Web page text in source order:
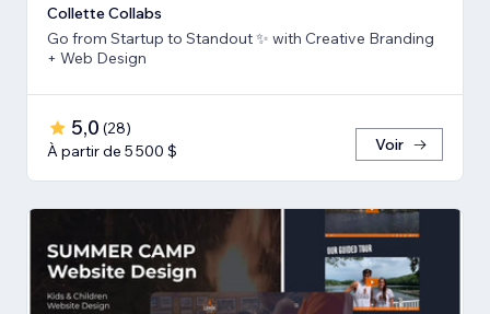
Collette Collabs
Go from Startup to Standout ✨ with Creative Branding
+ Web Design
5,0 (28)
À partir de 5 500 $
Voir